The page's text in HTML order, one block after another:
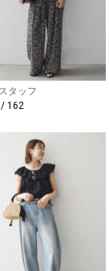
タッフ
162